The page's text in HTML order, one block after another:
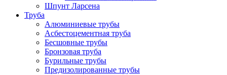
Шпунт Ларсена
Труба
Алюминиевые трубы
Асбестоцементная труба
Бесшовные трубы
Бронзовая труба
Бурильные трубы
Предизолированные трубы